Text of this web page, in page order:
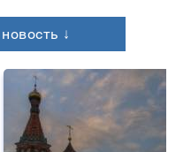
↓